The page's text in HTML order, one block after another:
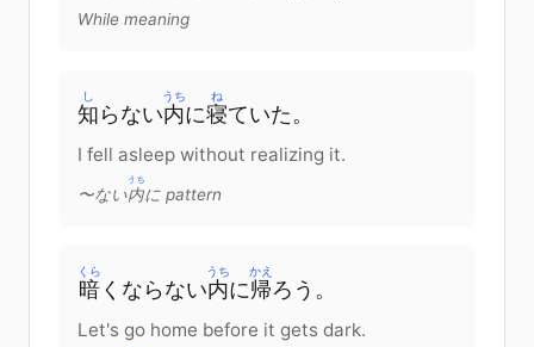
While meaning
知
し
らない内
うち
に寝
ね
ていた 。
I fell asleep without realizing it.
〜ない内
うち
に pattern
暗
くら
く ならない内
うち
に帰
かえ
ろう 。
Let's go home before it gets dark.